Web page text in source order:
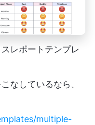
レポートテンプレ
なしているなら、
multiple-